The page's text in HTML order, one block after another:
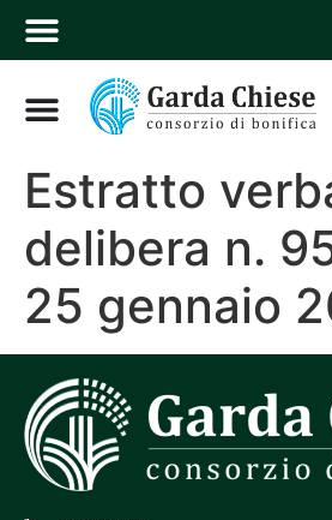
Estratto
delibera n.
25 gennaio